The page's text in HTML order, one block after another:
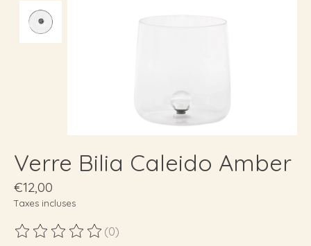
Verre Bilia Caleido Amber
€12,00
Taxes incluses
Ce produit est évalué à
(0)